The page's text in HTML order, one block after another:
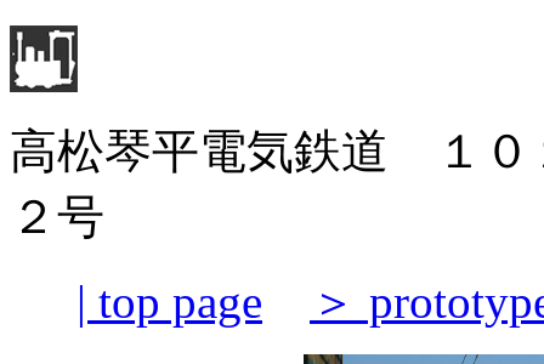
高松琴平電気鉄道 １
２号
| top page
＞